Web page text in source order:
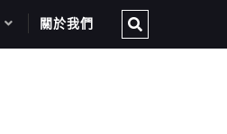
關於我們